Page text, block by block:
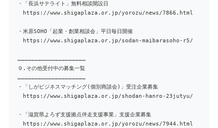
・「長浜サテライト」無料相談開設日
https://www.shigaplaza.or.jp/yorozu/news/7866.html
・米原SOHO「起業・創業相談会」平日毎日開催
https://www.shigaplaza.or.jp/sodan-maibarasoho-r5/
……………………………………………………
９.その他受付中の募集一覧
……………………………………………………
・「しがビジネスマッチング(個別商談会)」受注企業募集
https://www.shigaplaza.or.jp/shodan-hanro-23jutyu/
・「滋賀県よろず支援拠点伴走支援事業」支援企業募集
https://www.shigaplaza.or.jp/yorozu/news/7944.html